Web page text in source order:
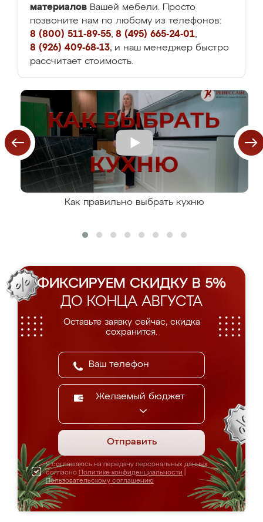
материалов Вашей мебели. Просто
позвоните нам по любому из телефонов:
8 (800) 511-89-55, 8 (495) 665-24-01,
8 (926) 409-68-13, и наш менеджер быстро
рассчитает стоимость.
Как правильно выбрать кухню
ФИКСИРУЕМ СКИДКУ В 5%
ДО КОНЦА АВГУСТА
Оставьте заявку сейчас, скидка
сохранится.
Желаемый бюджет
Отправить
Я соглашаюсь на передачу персональных данных
согласно Политике конфиденциальности
Пользовательскому соглашению